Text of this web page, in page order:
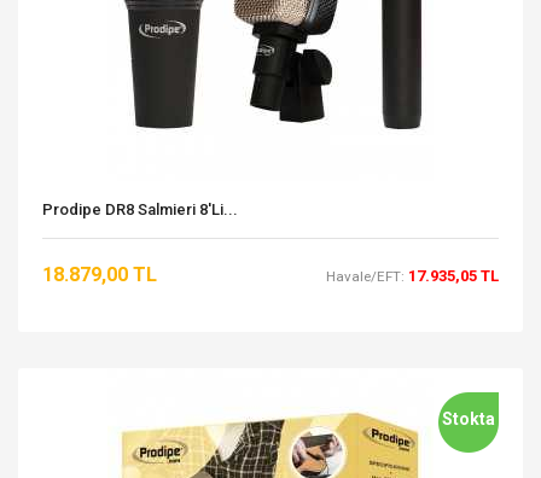
Prodipe DR8 Salmieri 8'li...
18.879,00 TL Havale/EFT: 17.935,05 TL
Stokta